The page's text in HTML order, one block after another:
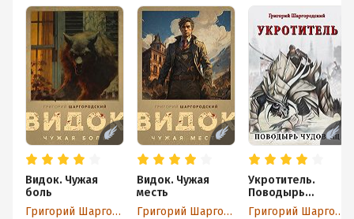
Видок. Чужая
боль
Григорий Шаргородский
Видок. Чужая
месть
Григорий Шаргородский
Укротитель.
Поводырь
чудовищ
Григорий Шаргородский